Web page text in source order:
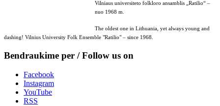
Vilniaus universiteto folkloro ansamblis „Ratilio“ –
nuo 1968 m.
The oldest one in Lithuania, yet always young and
dashing! Vilnius University Folk Ensemble "Ratilio" – since 1968.
Bendraukime per / Follow us on
Facebook
Instagram
YouTube
RSS